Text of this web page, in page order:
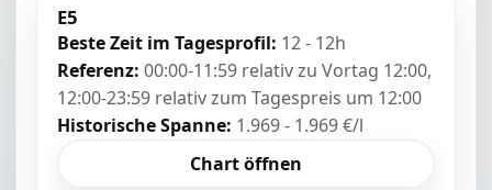
E5
Beste Zeit im Tagesprofil: 12 - 12h
Referenz: 00:00-11:59 relativ zu Vortag 12:00,
12:00-23:59 relativ zum Tagespreis um 12:00
Historische Spanne: 1.969 - 1.969 €/l
Chart öffnen